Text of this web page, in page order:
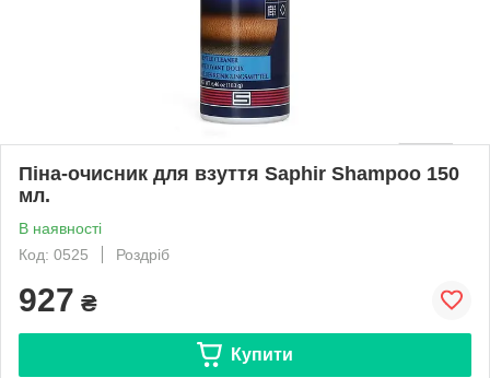
Піна-очисник для взуття Saphir Shampoo 150
мл.
В наявності
Код: 0525
Роздріб
927 ₴
Купити